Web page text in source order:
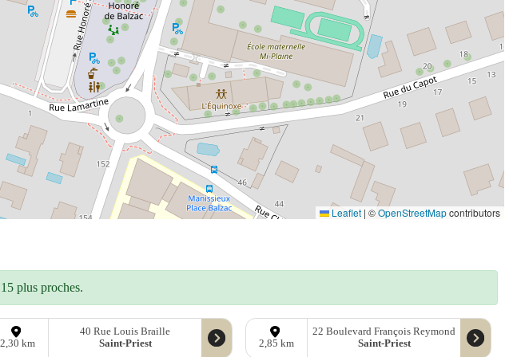
Leaflet | ©OpenStreetMapcontributors
plus proches.
2,30 km
40 Rue Louis Braille
Saint-Priest
2,85 km
22 Boulevard François Reymond
Saint-Priest